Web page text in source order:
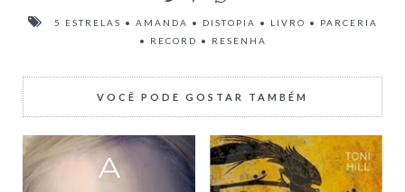
5 ESTRELAS • AMANDA • DISTOPIA • LIVRO •
PARCERIA
•
RECORD • RESENHA
VOCÊ PODE GOSTAR TAMBÉM